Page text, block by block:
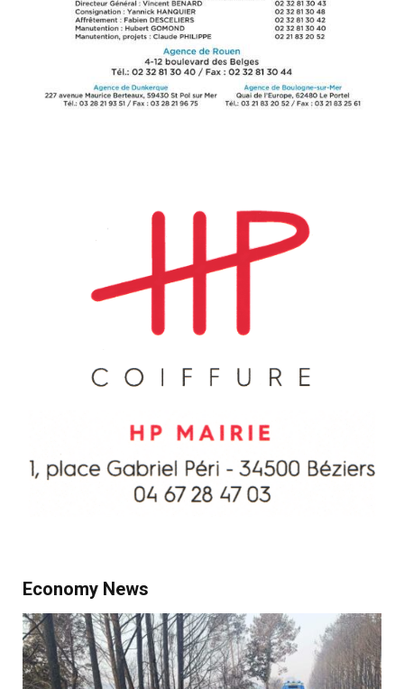
Economy News